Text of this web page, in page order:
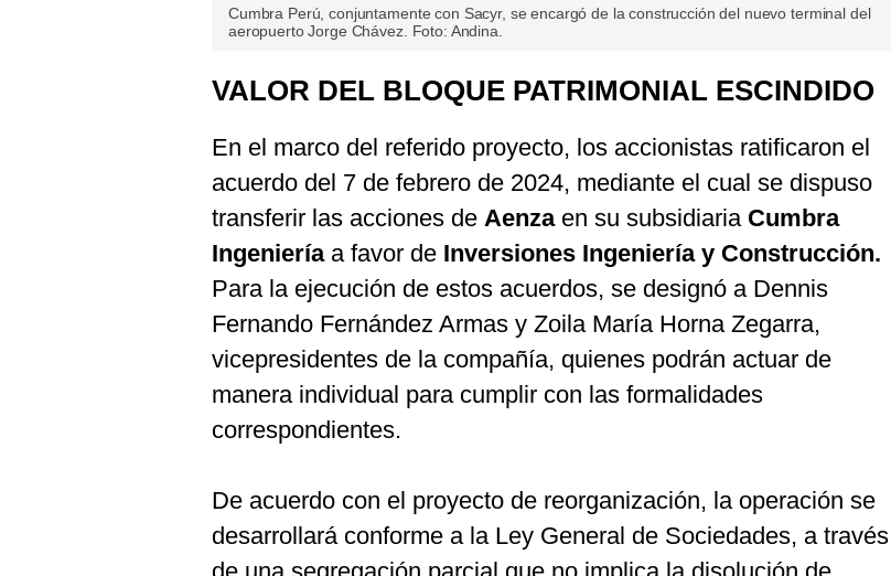
Cumbra Perú, conjuntamente con Sacyr, se encargó de la construcción del nuevo terminal del
aeropuerto Jorge Chávez. Foto: Andina.
VALOR DEL BLOQUE PATRIMONIAL ESCINDIDO
En el marco del referido proyecto, los accionistas ratificaron el
acuerdo del 7 de febrero de 2024, mediante el cual se dispuso
transferir las acciones de Aenza en su subsidiaria Cumbra
Ingeniería a favor de Inversiones Ingeniería y Construcción.
Para la ejecución de estos acuerdos, se designó a Dennis
Fernando Fernández Armas y Zoila María Horna Zegarra,
vicepresidentes de la compañía, quienes podrán actuar de
manera individual para cumplir con las formalidades
correspondientes.
De acuerdo con el proyecto de reorganización, la operación se
desarrollará conforme a la Ley General de Sociedades, a través